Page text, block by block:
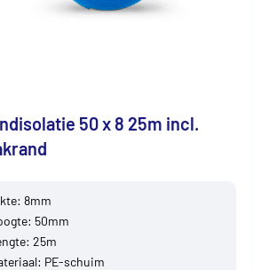
50 x 8 25m incl.
8mm
50mm
25m
PE-schuim